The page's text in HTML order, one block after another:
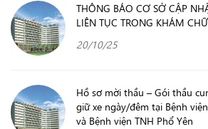
THÔNG BÁO CƠ SỞ CẬP
LIÊN TỤC TRONG KHÁM
20/10/25
Hồ sơ mời thầu – Gói thầu
giữ xe ngày/đêm tại Bệnh
và Bệnh viện TNH Phổ Yên